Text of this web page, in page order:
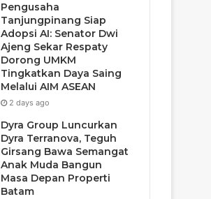
Pengusaha
Tanjungpinang Siap
Adopsi AI: Senator Dwi
Ajeng Sekar Respaty
Dorong UMKM
Tingkatkan Daya Saing
Melalui AIM ASEAN
2 days ago
Dyra Group Luncurkan
Dyra Terranova, Teguh
Girsang Bawa Semangat
Anak Muda Bangun
Masa Depan Properti
Batam